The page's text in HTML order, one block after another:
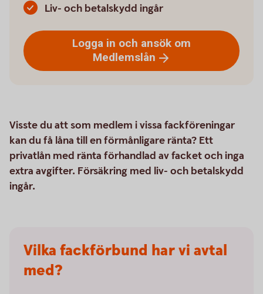
Liv- och betalskydd ingår
Logga in och ansök om
Medlemslån
Visste du att som medlem i vissa fackföreningar
kan du få låna till en förmånligare ränta? Ett
privatlån med ränta förhandlad av facket och inga
extra avgifter. Försäkring med liv- och betalskydd
ingår.
Vilka fackförbund har vi avtal
med?